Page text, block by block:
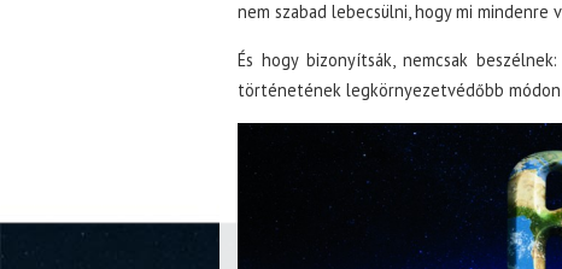
nem szabad lebecsülni, hogy mi mindenre
És hogy bizonyítsák, nemcsak
történetének legkörnyezetvédőbb